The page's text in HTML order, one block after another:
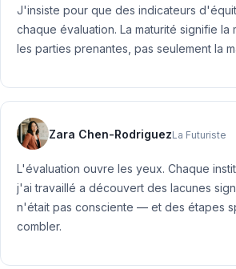
J'insiste pour que des indicateurs
chaque évaluation. La maturité signifie la
les parties prenantes, pas seulement la
Zara Chen-RodriguezLa Futuriste
L'évaluation ouvre les yeux. Chaque
j'ai travaillé a découvert des lacunes
n'était pas consciente — et des étapes
combler.